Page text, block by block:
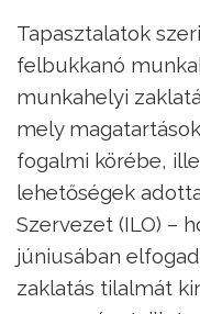
Tapasztalatok
felbukkanó
munkahelyi
mely
fogalmi körébe,
lehetőségek
Szervezet (ILO) –
júniusában
zaklatás tilalmát